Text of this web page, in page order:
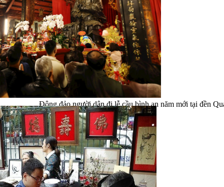
Đông đảo người dân đi lễ cầu bình an năm mới tại đền
Minh Đức/TTXVN)